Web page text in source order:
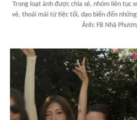
Trong loạt ảnh được chia sẻ, nhóm liên tục
vẻ, thoải mái từ tiệc tối, dạo biển đến
Ảnh: FB Nhã